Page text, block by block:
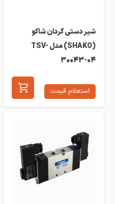
شیر دستی گردان شاکو
(SHAKO) مدل TSV-
30043-04
استعلام قیمت